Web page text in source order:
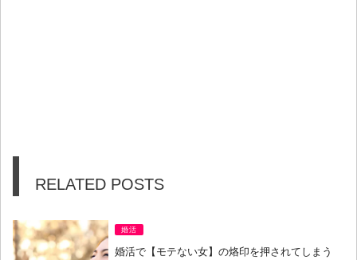
RELATED POSTS
婚活
婚活で【モテない女】の烙印を押されてしまう